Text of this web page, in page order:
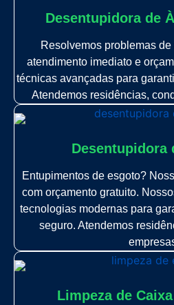
Desentupidora de
Resolvemos problemas
atendimento imediato e
técnicas avançadas para
Atendemos residências,
Desentupidora
Entupimentos de esgoto?
com orçamento gratuito.
tecnologias modernas para
seguro. Atendemos
Limpeza de